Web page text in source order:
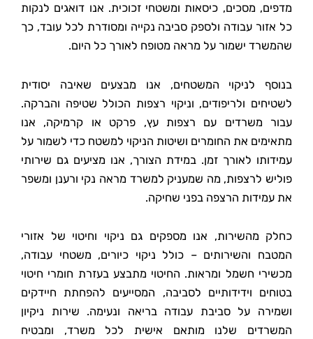
מדפים, מסכים, כיסאות ומשטחי זכוכית. אנו דואגים לנקות
כל אזור עבודה ולספק סביבה נקייה ומסודרת לכל עובד, כך
שהמשרד ישמור על מראה מטופח לאורך כל היום.
בנוסף לניקוי המשטחים, אנו מבצעים שאיבה יסודית
לשטיחים ולריפודים, וניקוי רצפות הכולל שטיפה והברקה.
עבור משרדים עם רצפות עץ, פרקט או קרמיקה, אנו
מתאימים את החומרים ושיטות הניקוי למשטח כדי לשמור על
עמידותו לאורך זמן. במידת הצורך, אנו מציעים גם שירותי
פוליש לרצפות, מה שמעניק למשרד מראה נקי ורענן ומשפר
את עמידות הרצפה בפני שחיקה.
כחלק מהשירות, אנו מספקים גם ניקוי וחיטוי של אזורי
המטבח והשירותים – כולל ניקוי כיורים, משטחי עבודה,
מכשירי חשמל ומראות. החיטוי מתבצע בעזרת חומרי חיטוי
בטוחים וידידותיים לסביבה, המסייעים להפחתת חיידקים
ושמירה על סביבת עבודה בריאה ונעימה. שירות ניקיון
המשרדים שלנו מותאם אישית לכל משרד, ומבטיח